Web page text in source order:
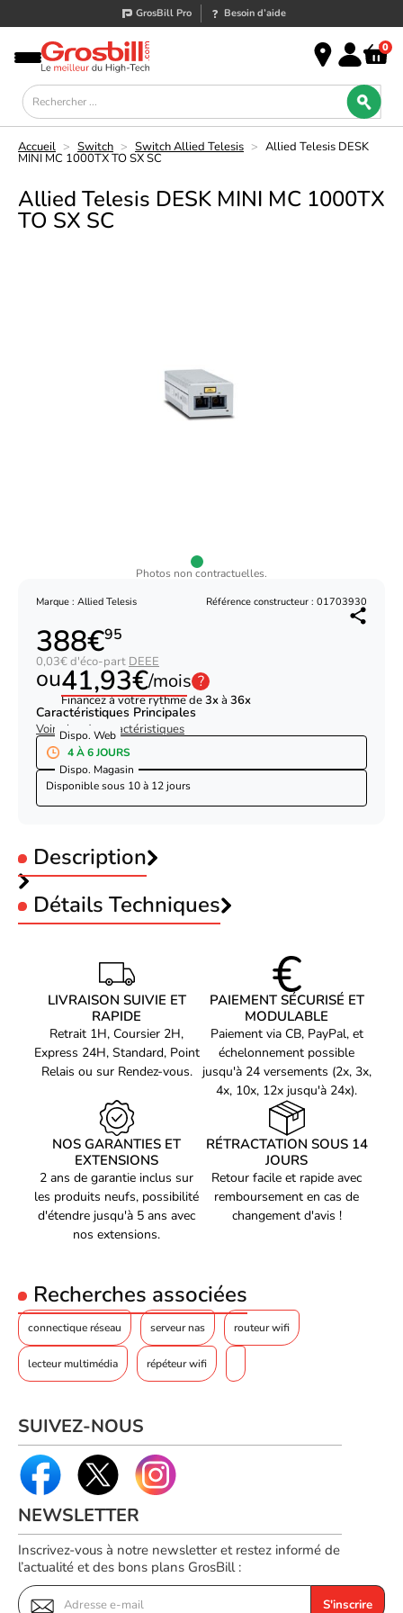
GrosBill Pro Besoin d’aide
0
Accueil > Switch > Switch Allied Telesis > Allied Telesis DESK
MINI MC 1000TX TO SX SC
Allied Telesis DESK MINI MC 1000TX
TO SX SC
Photos non contractuelles.
Marque : Allied Telesis Référence constructeur : 01703930
388€95
0,03€ d'éco-part DEEE
ou41,93€/mois ?
Financez à votre rythme de3xà 36x
Caractéristiques Principales
Voir plus de caractéristiques
Dispo. Web
4 À 6 JOURS
Dispo. Magasin
Disponible sous 10 à 12 jours
Description
Allied Telesis DESK MINI MC 1000TX TO SX SC
Allied Telesis AT-DMC1000/SC-50. Débit de transfert des
données maximum: 1000 Mbit/s, Convertisseur d'interface
d'entrée: 1000Base-T, Interface de sortie du convertisseur:
1000Base-SX. Connecteur de fibre optique: SC. Distance de
transfert maximale: 550 m, Longueur d'onde: 850 nm, Structure
du mode de fibre: Multimode. Largeur: 31,8 mm, Profondeur:
91,4 mm, Hauteur: 21,6 mm
Détails Techniques
Débit de transfert des
données maximum
Limitation du débit
Limitation du débit
Y
LAN Ethernet : taux de
Auto MDI/MDI-X
Auto MDI/MDI-X
Y
Types de câbles soutenus
Fiber
Types de câbles soutenus
Fibre
Système recto-verso
Convertisseur d'interface
d'entrée
1000Base-T
Interface de sortie du
convertisseur
1000Base-SX
paquets (1 Gbps)
Taux de transfert des
paquets (10 Gbps)
CONNECTIVITÉ
Entrée DC
LIVRAISON SUIVIE ET
RAPIDE
Retrait 1H, Coursier 2H,
Express 24H, Standard, Point
Relais ou sur Rendez-vous.
PAIEMENT SÉCURISÉ ET
MODULABLE
Paiement via CB, PayPal, et
échelonnement possible
jusqu'à 24 versements (2x, 3x,
4x, 10x, 12x jusqu'à 24x).
NOS GARANTIES ET
EXTENSIONS
2 ans de garantie inclus sur
les produits neufs, possibilité
d'étendre jusqu'à 5 ans avec
nos extensions.
RÉTRACTATION SOUS 14
JOURS
Retour facile et rapide avec
remboursement en cas de
changement d'avis !
Recherches associées
connectique réseau serveur nas routeur wifi
lecteur multimédia répéteur wifi
SUIVEZ-NOUS
NEWSLETTER
Inscrivez-vous à notre newsletter et restez informé de
l’actualité et des bons plans GrosBill :
S'inscrire